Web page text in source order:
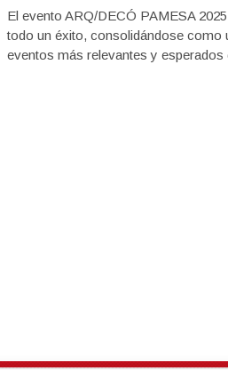
El evento ARQ/DECÓ PAMESA
todo un éxito, consolidándose como
eventos más relevantes y esperados